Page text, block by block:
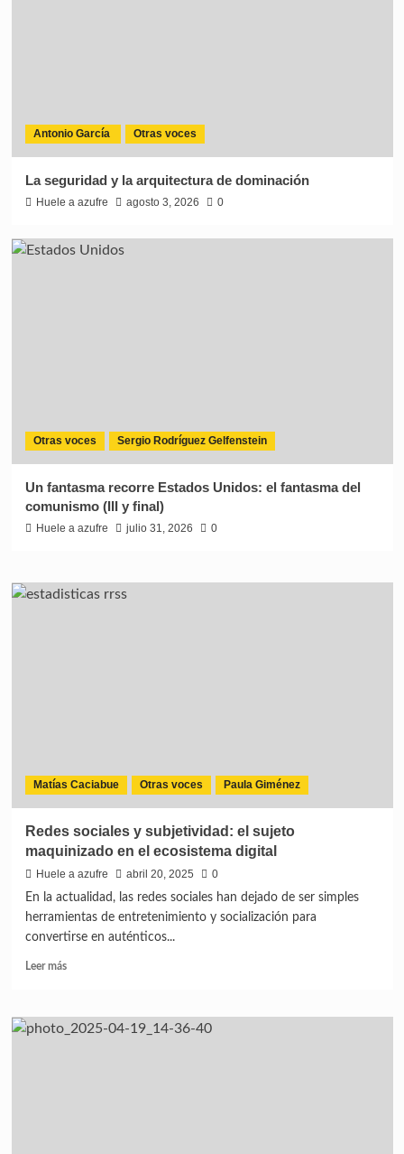
Antonio García Otras voces
La seguridad y la arquitectura de dominación
Huele a azufre agosto 3, 2026 0
Otras voces Sergio Rodríguez Gelfenstein
Un fantasma recorre Estados Unidos: el fantasma del
comunismo (III y final)
Huele a azufre julio 31, 2026 0
Matías Caciabue Otras voces Paula Giménez
Redes sociales y subjetividad: el sujeto
maquinizado en el ecosistema digital
Huele a azufre abril 20, 2025
0
En la actualidad, las redes sociales han dejado de ser simples
herramientas de entretenimiento y socialización para
convertirse en auténticos...
Leer más